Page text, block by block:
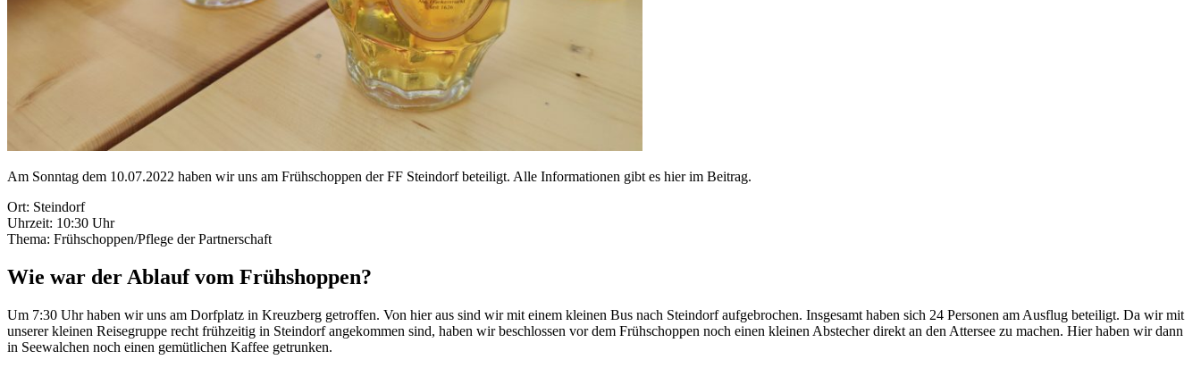
Am Sonntag dem 10.07.2022 haben wir uns am Frühschoppen der FF Steindorf beteiligt. Alle Informationen gibt es hier im Beitrag.
Ort: Steindorf
Uhrzeit: 10:30 Uhr
Thema: Frühschoppen/Pflege der Partnerschaft
Wie war der Ablauf vom Frühshoppen?
Um 7:30 Uhr haben wir uns am Dorfplatz in Kreuzberg getroffen. Von hier aus sind wir mit einem kleinen Bus nach Steindorf aufgebrochen. Insgesamt haben sich 24 Personen am Ausflug beteiligt. Da wir mit
unserer kleinen Reisegruppe recht frühzeitig in Steindorf angekommen sind, haben wir beschlossen vor dem Frühschoppen noch einen kleinen Abstecher direkt an den Attersee zu machen. Hier haben wir dann
in Seewalchen noch einen gemütlichen Kaffee getrunken.